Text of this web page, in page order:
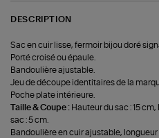
DESCRIPTION
Sac en cuir lisse, fermoir bijou doré
Porté croisé ou épaule.
Bandoulière ajustable.
Jeu de découpe identitaires de la
Poche plate intérieure.
Taille & Coupe : Hauteur du sac : 15
sac : 5 cm.
Bandoulière en cuir ajustable, longueur